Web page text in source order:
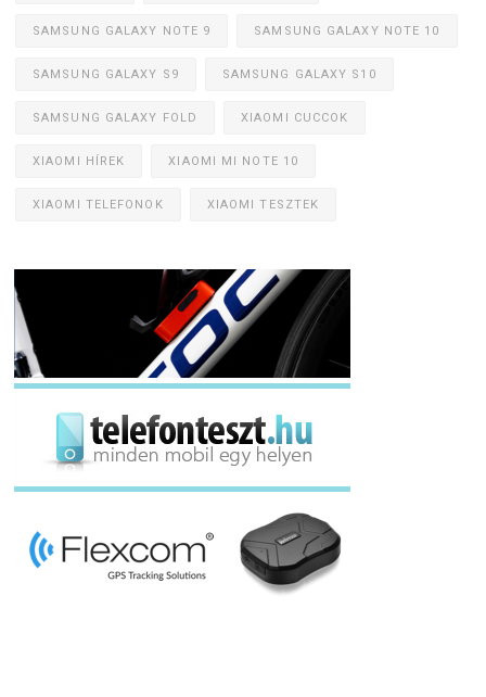
SAMSUNG GALAXY NOTE 9 SAMSUNG GALAXY NOTE 10
SAMSUNG GALAXY S9 SAMSUNG GALAXY S10
SAMSUNG GALAXY FOLD XIAOMI CUCCOK
XIAOMI HÍREK XIAOMI MI NOTE 10
XIAOMI TELEFONOK XIAOMI TESZTEK